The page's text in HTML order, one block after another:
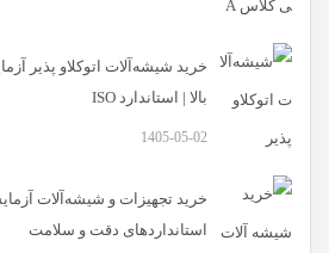
خرید شیشه‌آلات اتوکلاو پذیر
بالا | استاندارد ISO
1405-05-02
خرید تجهیزات و شیشه‌آلات
استانداردهای دقت و سلامت